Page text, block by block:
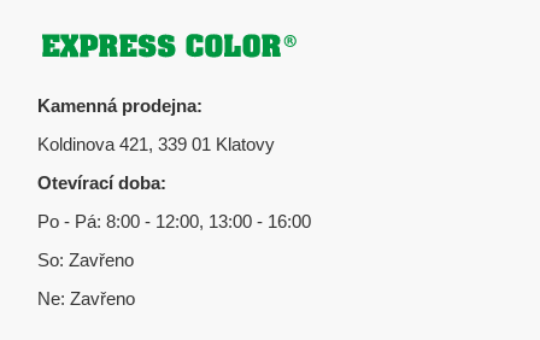
Zápatí
Kamenná prodejna:
Koldinova 421, 339 01 Klatovy
Otevírací doba:
Po - Pá: 8:00 - 12:00, 13:00 - 16:00
So: Zavřeno
Ne: Zavřeno